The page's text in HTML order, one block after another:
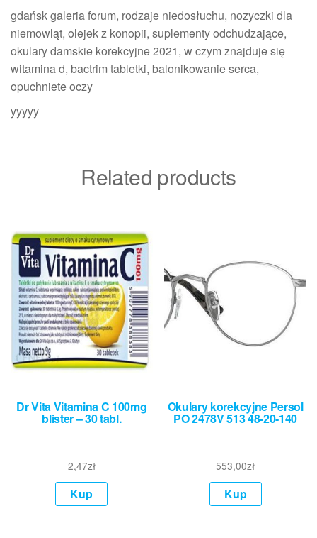
gdańsk galeria forum, rodzaje niedosłuchu, nozyczki dla
niemowląt, olejek z konopii, suplementy odchudzające,
okulary damskie korekcyjne 2021, w czym znajduje się
witamina d, bactrim tabletki, balonikowanie serca,
opuchniete oczy
yyyyy
Related products
Dr Vita Vitamina C 100mg
blister – 30 tabl.
2,47zł
Kup
Okulary korekcyjne Persol
PO 2478V 513 48-20-140
553,00zł
Kup